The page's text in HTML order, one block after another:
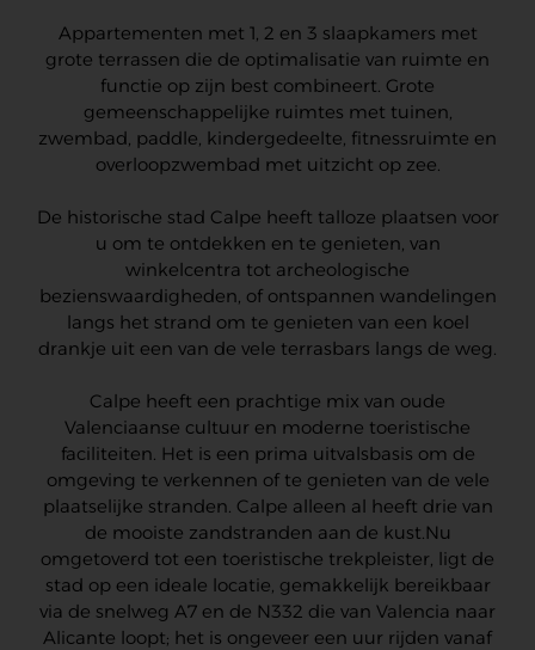
Appartementen met 1, 2 en 3 slaapkamers met
grote terrassen die de optimalisatie van ruimte en
functie op zijn best combineert. Grote
gemeenschappelijke ruimtes met tuinen,
zwembad, paddle, kindergedeelte, fitnessruimte en
overloopzwembad met uitzicht op zee.
De historische stad Calpe heeft talloze plaatsen voor
u om te ontdekken en te genieten, van
winkelcentra tot archeologische
bezienswaardigheden, of ontspannen wandelingen
langs het strand om te genieten van een koel
drankje uit een van de vele terrasbars langs de weg.
Calpe heeft een prachtige mix van oude
Valenciaanse cultuur en moderne toeristische
faciliteiten. Het is een prima uitvalsbasis om de
omgeving te verkennen of te genieten van de vele
plaatselijke stranden. Calpe alleen al heeft drie van
de mooiste zandstranden aan de kust.Nu
omgetoverd tot een toeristische trekpleister, ligt de
stad op een ideale locatie, gemakkelijk bereikbaar
via de snelweg A7 en de N332 die van Valencia naar
Alicante loopt; het is ongeveer een uur rijden vanaf